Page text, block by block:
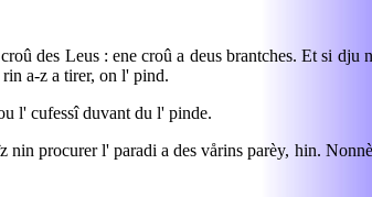
des Leus : ene croû a deus brantches. Et si
a-z a tirer, on l' pind.
l' cufessî duvant du l' pinde.
procurer l' paradi a des vårins parèy, hin.